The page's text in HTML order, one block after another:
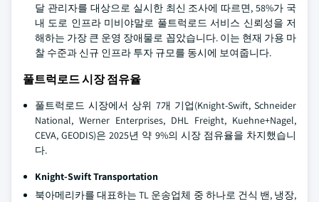
달 관리자를 대상으로 실시한 최신 조사에 따르면, 58%가 국
내 도로 인프라 미비야말로 풀트럭로드 서비스 신뢰성을 저
해하는 가장 큰 운영 장애물로 꼽았습니다. 이는 현재 가용 마
찰 수준과 신규 인프라 투자 규모를 동시에 보여줍니다.
풀트럭로드 시장 점유율
풀트럭로드 시장에서 상위 7개 기업(Knight-Swift, Schneider
National, Werner Enterprises, DHL Freight, Kuehne+Nagel,
CEVA, GEODIS)은 2025년 약 9%의 시장 점유율을 차지했습니
다.
Knight-Swift Transportation
북아메리카를 대표하는 TL 운송업체 중 하나로 건식 밴, 냉장,